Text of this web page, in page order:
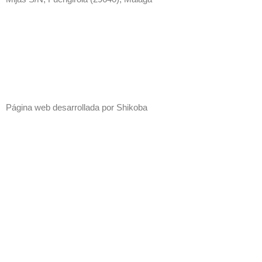
Página web desarrollada por Shikoba